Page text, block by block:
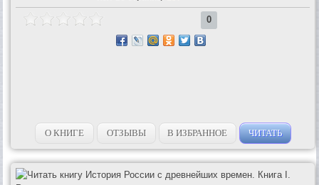
0
О КНИГЕ ОТЗЫВЫ В ИЗБРАННОЕ ЧИТАТЬ